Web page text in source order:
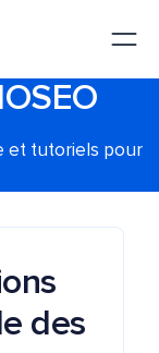
et tutoriels pour
des